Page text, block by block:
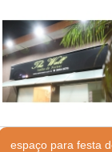
espaço para festa